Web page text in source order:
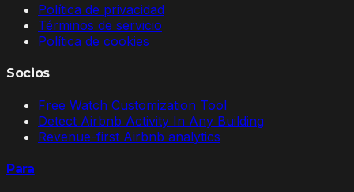
Política de privacidad
Términos de servicio
Política de cookies
Socios
Free Watch Customization Tool
Detect Airbnb Activity In Any Building
Revenue-first Airbnb analytics
Para